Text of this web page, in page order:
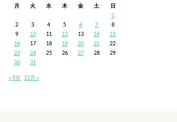
月 火 水 木 金 土
日
1
2
3 4 5 6 7
8
9
10 11 12 13 14
15
16
17 18 19 20 21
22
23
24 25 26 27 28
29
30
31
« 9月
11月 »